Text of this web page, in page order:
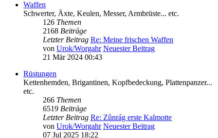
Waffen
Schwerter, Äxte, Keulen, Messer, Armbrüste... etc.
126 Themen
2168 Beiträge
Letzter Beitrag Re: Meine frischen Waffen
von Urok/Worgahr Neuester Beitrag
21 Mär 2024 00:43
Rüstungen
Kettenhemden, Brigantinen, Kopfbedeckung, Plattenpanzer...
etc.
266 Themen
6519 Beiträge
Letzter Beitrag Re: Zûnrág erste Kalmotte
von Urok/Worgahr Neuester Beitrag
07 Jul 2025 18:22